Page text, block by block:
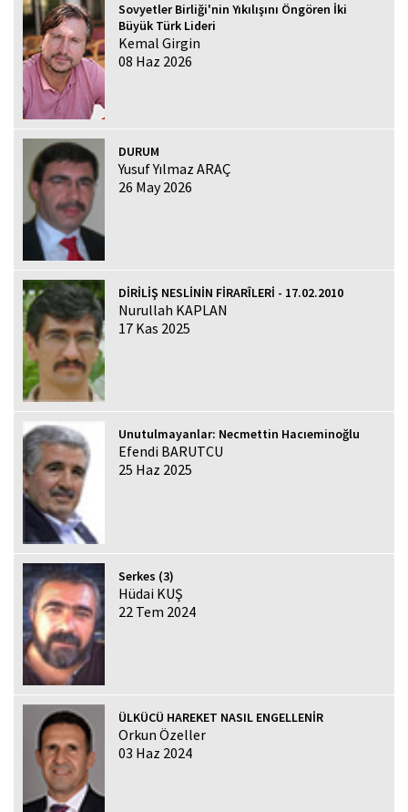
Sovyetler Birliği'nin Yıkılışını Öngören İki
Büyük Türk Lideri
Kemal Girgin
08 Haz 2026
DURUM
Yusuf Yılmaz ARAÇ
26 May 2026
DİRİLİŞ NESLİNİN FİRARÎLERİ - 17.02.2010
Nurullah KAPLAN
17 Kas 2025
Unutulmayanlar: Necmettin Hacıeminoğlu
Efendi BARUTCU
25 Haz 2025
Serkes (3)
Hüdai KUŞ
22 Tem 2024
ÜLKÜCÜ HAREKET NASIL ENGELLENİR
Orkun Özeller
03 Haz 2024